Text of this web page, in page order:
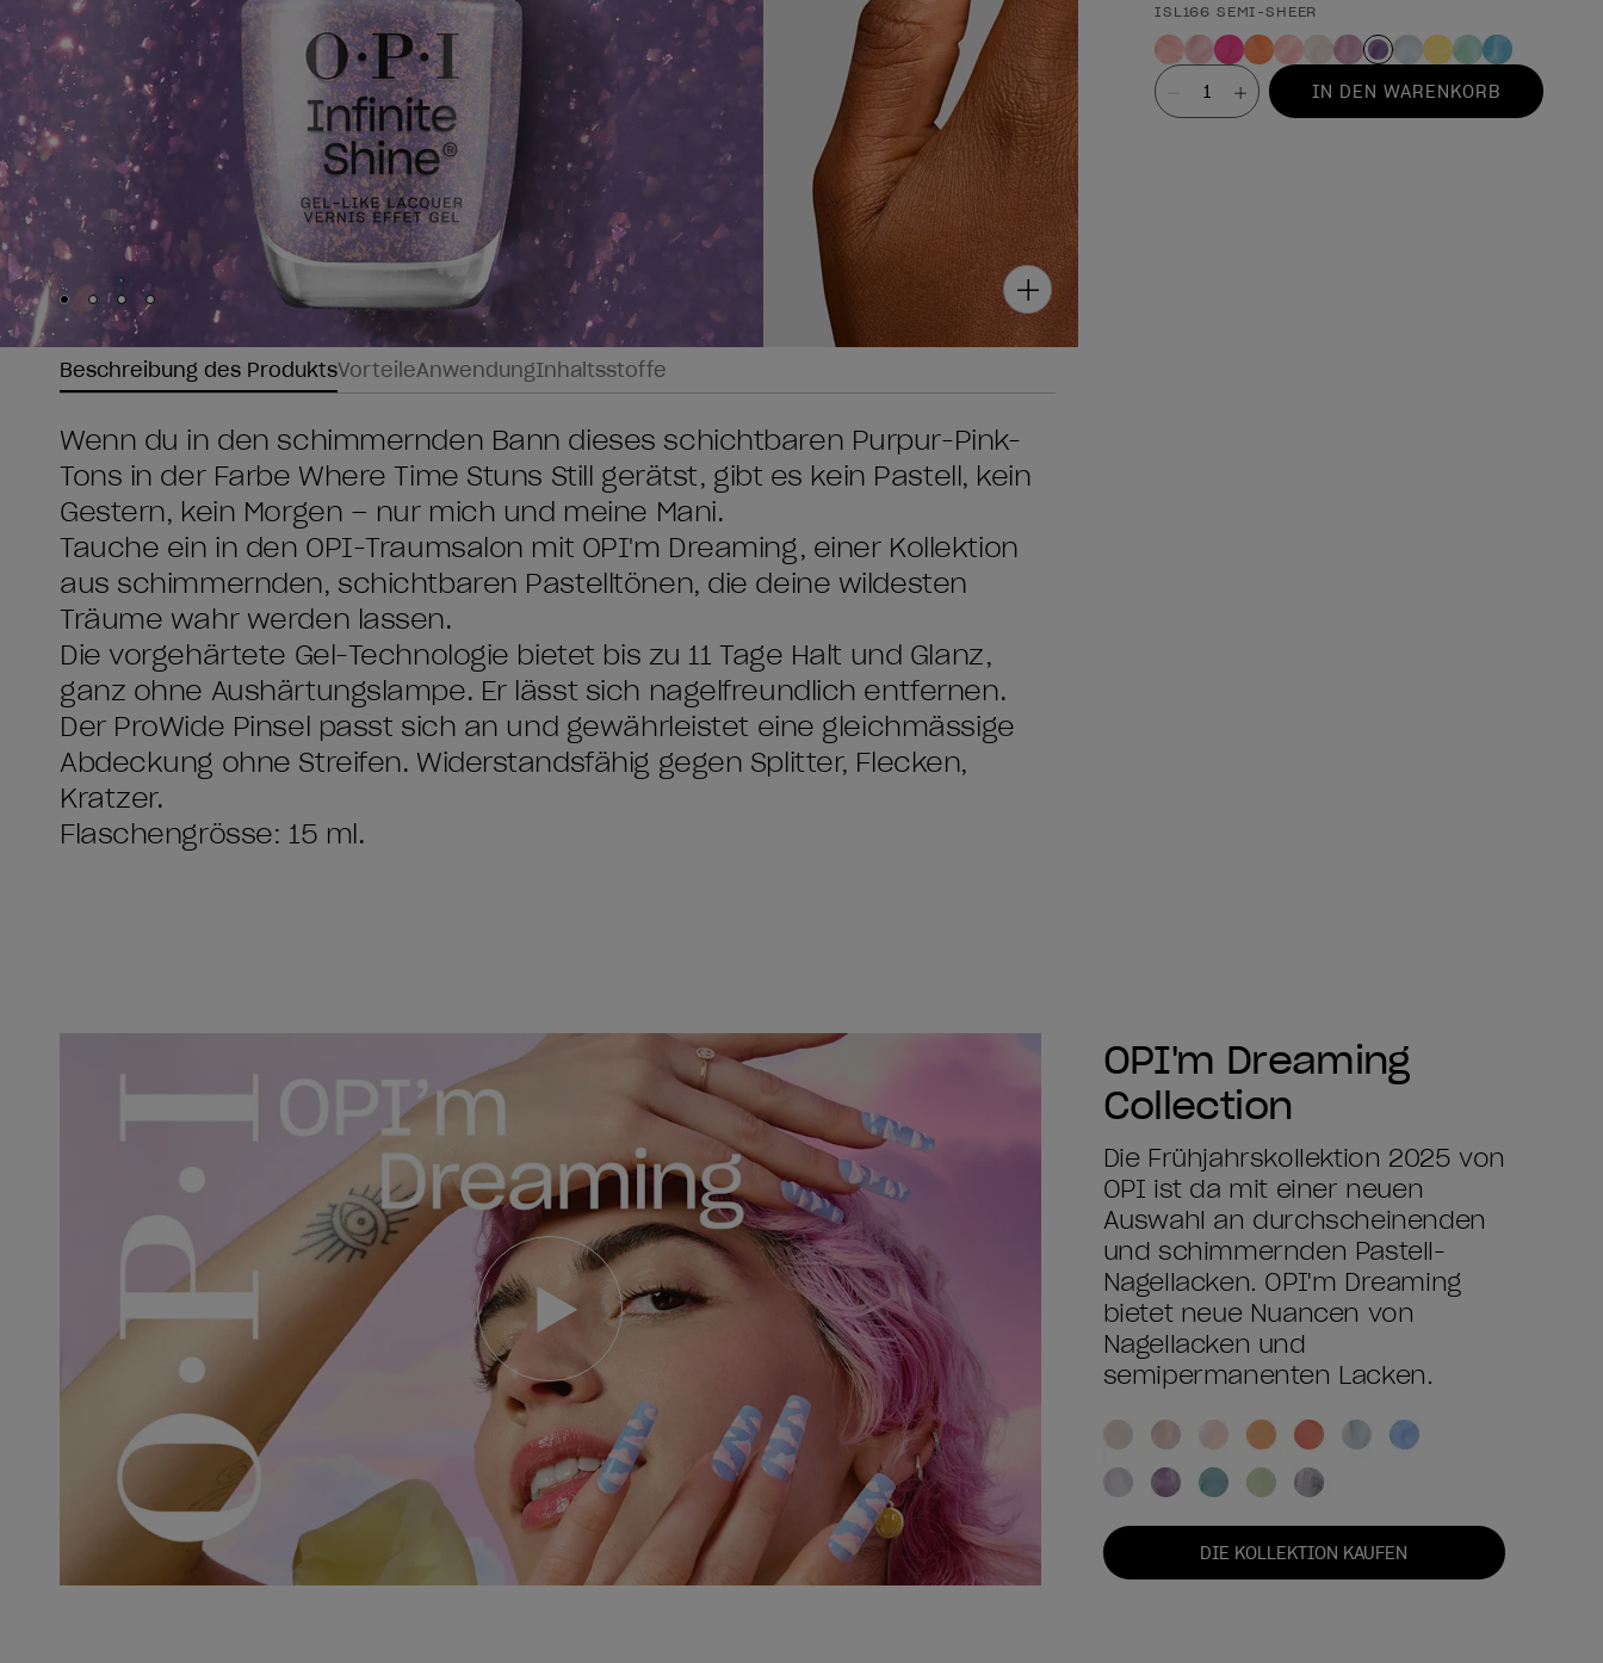
Skip to slide
Skip to slide2
Skip to slide
Skip to slide
ISL166 SEMI-SHEER
Wert
IN DEN WARENKORB
Beschreibung des ProduktsVorteileAnwendungInhaltsstoffe
Wenn du in den schimmernden Bann dieses schichtbaren Purpur-Pink-
Tons in der Farbe Where Time Stuns Still gerätst, gibt es kein Pastell, kein
Gestern, kein Morgen – nur mich und meine Mani.
Tauche ein in den OPI-Traumsalon mit OPI'm Dreaming, einer Kollektion
aus schimmernden, schichtbaren Pastelltönen, die deine wildesten
Träume wahr werden lassen.
Die vorgehärtete Gel-Technologie bietet bis zu 11 Tage Halt und Glanz,
ganz ohne Aushärtungslampe. Er lässt sich nagelfreundlich entfernen.
Der ProWide Pinsel passt sich an und gewährleistet eine gleichmässige
Abdeckung ohne Streifen. Widerstandsfähig gegen Splitter, Flecken,
Kratzer.
Flaschengrösse: 15 ml.
OPI'm Dreaming
Collection
Die Frühjahrskollektion 2025 von
OPI ist da mit einer neuen
Auswahl an durchscheinenden
und schimmernden Pastell-
Nagellacken. OPI'm Dreaming
bietet neue Nuancen von
Nagellacken und
semipermanenten Lacken.
DIE KOLLEKTION KAUFEN